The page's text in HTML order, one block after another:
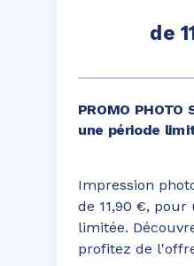
Impression
de 11,90 €, pour
limitée.
profitez de
PROMO PHOTO
une période
de